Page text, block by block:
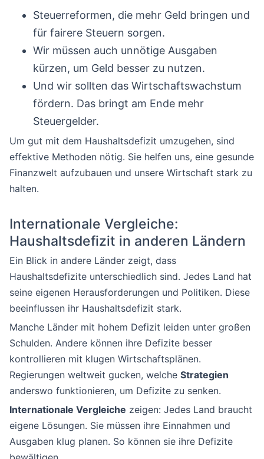
Steuerreformen, die mehr Geld bringen und
für fairere Steuern sorgen.
Wir müssen auch unnötige Ausgaben
kürzen, um Geld besser zu nutzen.
Und wir sollten das Wirtschaftswachstum
fördern. Das bringt am Ende mehr
Steuergelder.
Um gut mit dem Haushaltsdefizit umzugehen, sind
effektive Methoden nötig. Sie helfen uns, eine gesunde
Finanzwelt aufzubauen und unsere Wirtschaft stark zu
halten.
Internationale Vergleiche:
Haushaltsdefizit in anderen Ländern
Ein Blick in andere Länder zeigt, dass
Haushaltsdefizite unterschiedlich sind. Jedes Land hat
seine eigenen Herausforderungen und Politiken. Diese
beeinflussen ihr Haushaltsdefizit stark.
Manche Länder mit hohem Defizit leiden unter großen
Schulden. Andere können ihre Defizite besser
kontrollieren mit klugen Wirtschaftsplänen.
Regierungen weltweit gucken, welche Strategien
anderswo funktionieren, um Defizite zu senken.
Internationale Vergleiche zeigen: Jedes Land braucht
eigene Lösungen. Sie müssen ihre Einnahmen und
Ausgaben klug planen. So können sie ihre Defizite